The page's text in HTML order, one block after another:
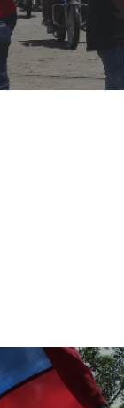
ESC to close